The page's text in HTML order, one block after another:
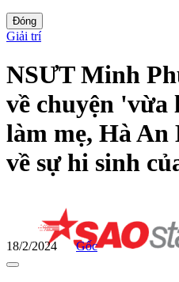
Đóng
Giải trí
NSƯT Minh
về chuyện 'vừa
làm mẹ, Hà
về sự hi sinh
18/2/2024 Gốc